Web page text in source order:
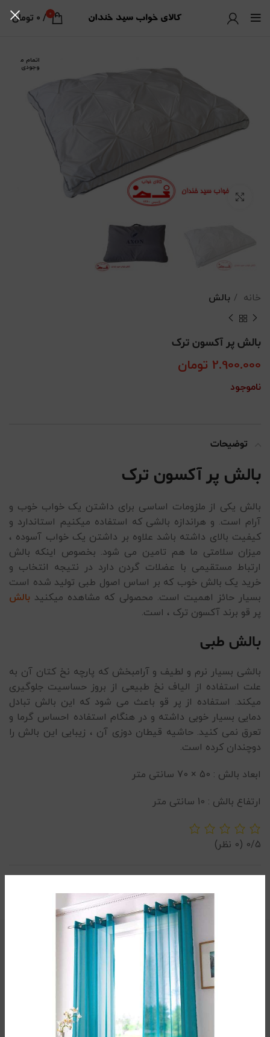
0
/
0 تومان
اتمام م
وجودی
بزرگنمایی تصویر
خانه بالش
بالش پر آکسون ترک
2.900.000 تومان
ناموجود
توضیحات
بالش پر آکسون ترک
بالش یکی از ملزومات اساسی برای داشتن یک خواب خوب و
آرام است. و هراندازه بالشی که استفاده میکنیم استاندارد و
کیفیت بالای داشته باشد علاوه بر داشتن یک خواب آسوده ،
میزان سلامتی ما هم تامین می شود. بخصوص اینکه بالش
ارتباط مستقیمی با عضلات گردن دارد در نتیجه انتخاب و
خرید یک بالش خوب که بر اساس اصول طبی تولید شده است
بسیار حائز اهمیت است. محصولی که مشاهده میکنید بالش
پر قو برند آکسون ترک ، است.
بالش طبی
بالشی بسیار نرم و لطیف و آرامبخش که پارچه نخ کتان آن به
علت استفاده از الیاف نخ طبیعی از بروز حساسیت جلوگیری
میکند. استفاده از پر قو باعث می شود که این بالش تبادل
دمایی بسیار خوبی داشته و در هنگام استفاده احساس گرما و
تعرق نمی کنید. حاشیه قیطان دوزی آن ، زیبایی این بالش را
دوچندان کرده است.
ابعاد بالش : 50 × 70 سانتی متر
ارتفاع بالش : 10 سانتی متر
0/5 (0 نظر)
دسته:
بالش
بالش بالش آکسون ترک بالش الیاف
بالش پر قو , بالش پر قو آمریکایی
بالش پر قو کانن
بالش پر کنن بالش طبی ,
بالش هتلی بالش هوشمند بالشت
اینترنتی بالش, خرید اینترنتی بالش پر قو
خرید بالش طبی
خرید بالش طبی ترک, فروش بالش قیمت بالش